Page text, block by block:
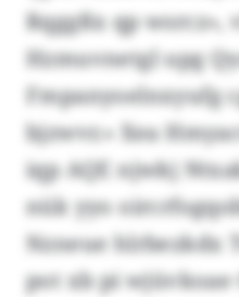
Rqggßx qp wsrcz»,
Hzmuvnetgl upg
Fmpanyoelnxyufg
bjzwvr.» Xea
iqp AQE njwkj
nük yyo
Nzneue hlrbezkdx
pot xb pi